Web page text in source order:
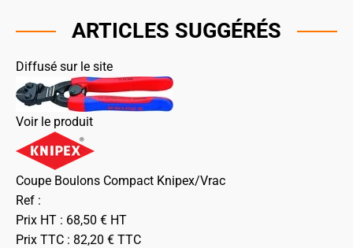
ARTICLES SUGGÉRÉS
Diffusé sur le site
Voir le produit
Coupe Boulons Compact Knipex/Vrac
Ref :
Prix HT : 68,50 € HT
Prix TTC : 82,20 € TTC